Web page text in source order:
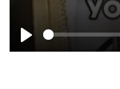
Play